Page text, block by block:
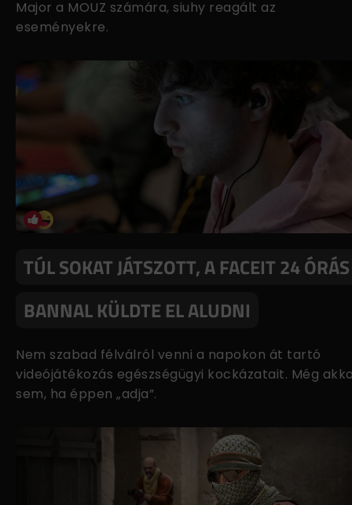
Major a MOUZ számára, siuhy reagált az
eseményekre.
TÚL SOKAT JÁTSZOTT, A FACEIT 24 ÓRÁS
BANNAL KÜLDTE EL ALUDNI
Nem szabad félválról venni a napokon át tartó
videójátékozás egészségügyi kockázatait. Még
sem, ha éppen „adja”.